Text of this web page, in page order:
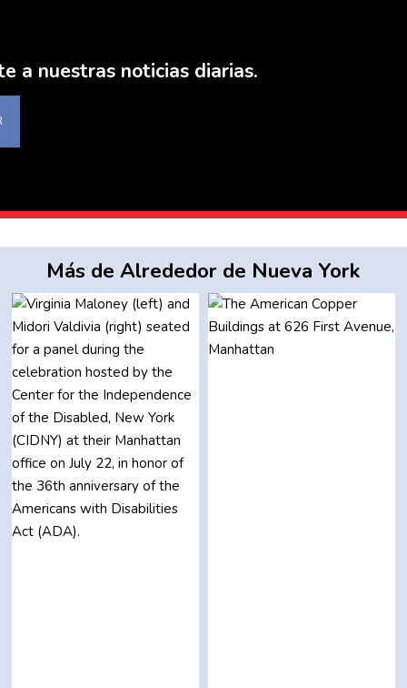
a nuestras noticias diarias.
Más de Alrededor de Nueva York